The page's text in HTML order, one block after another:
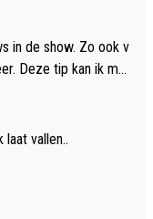
in de show. Zo ook v
Deze tip kan ik met
vallen..